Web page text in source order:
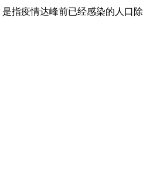
指疫情达峰前已经感染的人口